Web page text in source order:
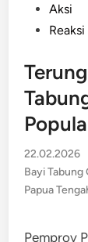
PostedAksi
Reaksi
22.02.2026
Bayi Tabung
Papua
Pemprov